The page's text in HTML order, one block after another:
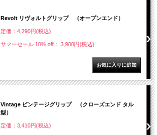
Revolt リヴォルトグリップ （オープンエンド）
定価：4,290円(税込)
サマーセール 10% off： 3,900円(税込)
Vintage ビンテージグリップ （クローズエンド タル
型）
定価：3,410円(税込)